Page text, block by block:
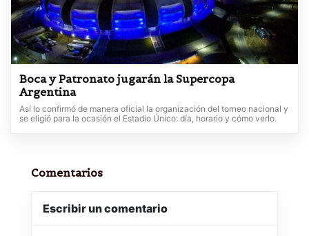
Boca y Patronato jugarán la Supercopa
Argentina
Así lo confirmó de manera oficial la organización del torneo nacional y
se eligió para la ocasión el Estadio Único: día, horario y cómo verlo.
Comentarios
Escribir un comentario